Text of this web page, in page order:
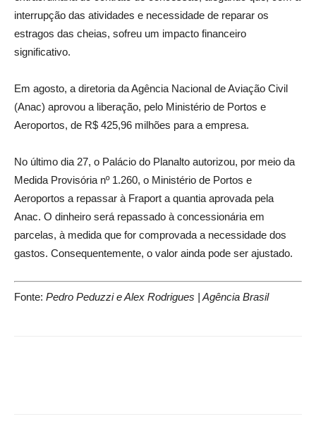
interrupção das atividades e necessidade de reparar os
estragos das cheias, sofreu um impacto financeiro
significativo.
Em agosto, a diretoria da Agência Nacional de Aviação Civil
(Anac) aprovou a liberação, pelo Ministério de Portos e
Aeroportos, de R$ 425,96 milhões para a empresa.
No último dia 27, o Palácio do Planalto autorizou, por meio da
Medida Provisória nº 1.260, o Ministério de Portos e
Aeroportos a repassar à Fraport a quantia aprovada pela
Anac. O dinheiro será repassado à concessionária em
parcelas, à medida que for comprovada a necessidade dos
gastos. Consequentemente, o valor ainda pode ser ajustado.
Fonte: Pedro Peduzzi e Alex Rodrigues | Agência Brasil